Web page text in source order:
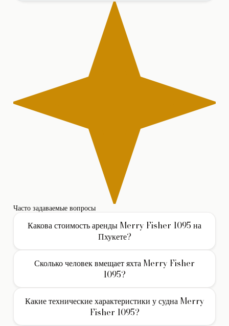
Часто задаваемые вопросы
Какова стоимость аренды Merry Fisher 1095 на
Пхукете?
составляет 320€/час. В указанную цену обычно включены
услуги экипажа, страховка и стоянка в базовом порту.
Дополнительно оплачивается НДС и фактически
израсходованное топливо.
Сколько человек вмещает яхта Merry Fisher
1095?
чартере (без ночевки). Для многодневных круизов с ночевкой
на борту доступно 3 каюты для комфортного размещения
Какие технические характеристики у судна Merry
Fisher 1095?